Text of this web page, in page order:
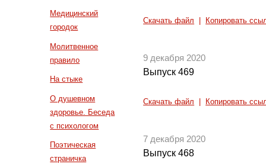
Медицинский
городок
Молитвенное
правило
На стыке
О душевном
здоровье. Беседа
с психологом
Поэтическая
страничка
Скачать файл Копировать
9 декабря 2020
Выпуск 469
Скачать файл Копировать
7 декабря 2020
Выпуск 468